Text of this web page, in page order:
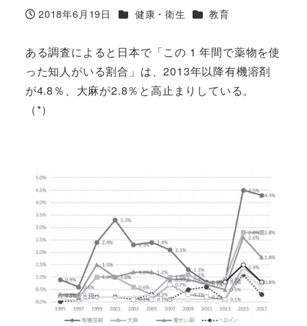
投稿日
2018年6月19日 カテゴリー
健康・衛生 カテゴリー
教育
ある調査によると日本で「この 1 年間で薬物を使
った知人がいる割合」は、2013年以降有機溶剤
が4.8％、大麻が2.8％と高止まりしている。
（*）